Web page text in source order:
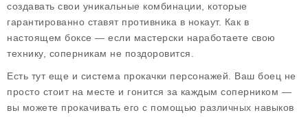
создавать свои уникальные комбинации, которые
гарантированно ставят противника в нокаут. Как в
настоящем боксе — если мастерски наработаете свою
технику, соперникам не поздоровится.
Есть тут еще и система прокачки персонажей. Ваш боец не
просто стоит на месте и гонится за каждым соперником —
вы можете прокачивать его с помощью различных навыков